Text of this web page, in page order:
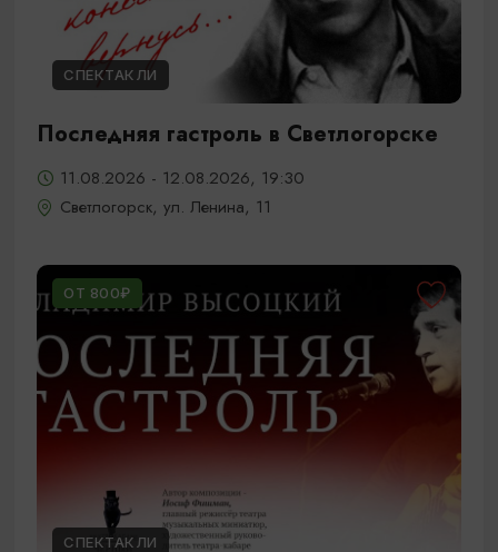
СПЕКТАКЛИ
Последняя гастроль в Светлогорске
11.08.2026 - 12.08.2026, 19:30
Светлогорск, ул. Ленина, 11
ОТ 800₽
СПЕКТАКЛИ